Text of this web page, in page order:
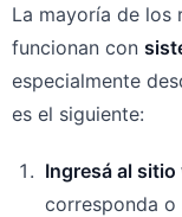
La mayoría de los
funcionan con
especialmente
es el siguiente:
Ingresá al
corresponda o